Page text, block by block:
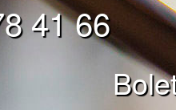
41 66